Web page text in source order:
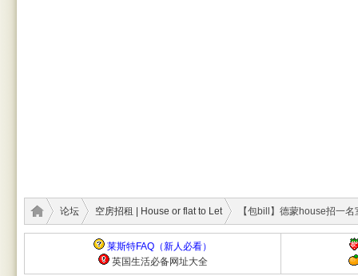
论坛 空房招租 | House or flat to Let 【包bill】德蒙house招一
莱斯特FAQ（新人必看）
英国生活必备网址大全